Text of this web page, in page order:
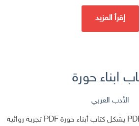
إقرأ المزيد
ابناء حورة
الأدب العربي
نبذة عن كتاب أبناء حورة PDF يشكل كتاب أبناء حورة PDF تجربة روائية